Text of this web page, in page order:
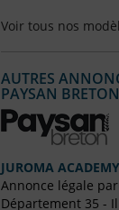
Voir tous nos
AUTRES
PAYSAN BRETON
JUROMA ACADEMY
Annonce légale
Département 35 -